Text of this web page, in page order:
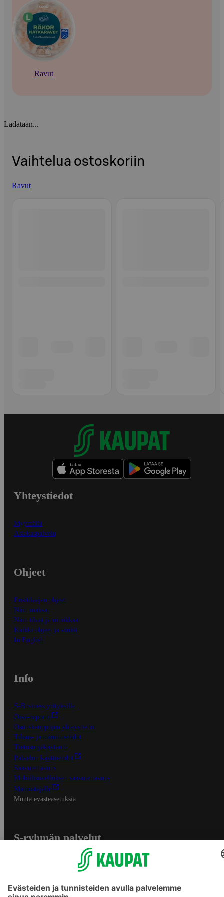
Ravut
Ladataan...
Vaihtelua ostoskoriin
Ravut
Yhteystiedot
Myymälät
Asiakaspalvelu
Ohjeet
Ensitilaajan ohjeet
Näin maksat
Näin tilaat ja muokkaat
Kaikki ohjeet ja vinkit
In English
Info
S-Business yrityksille
Oiva-raportit
Osuuskauppojen yhteystiedot
Tilaus- ja toimitusehdot
Tietosuojakäytäntö
Palvelun käyttöehdot
Saavutettavuus
Mobiilisovelluksen saavutettavuus
Mainostajalle
Muuta evästeasetuksia
S-ryhmän palvelut
Yhteishyvä Ruoka -sovellus